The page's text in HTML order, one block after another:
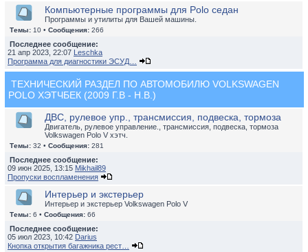
Компьютерные программы для Polo седан
Программы и утилиты для Вашей машины.
Темы: 10 • Сообщения: 266
Последнее сообщение:
21 апр 2023, 22:07 Leschka
Программа для диагностики ЭСУД…
ТЕХНИЧЕСКИЙ РАЗДЕЛ ПО АВТОМОБИЛЮ VOLKSWAGEN
POLO ХЭТЧБЕК (2009 Г.В - Н.В.)
ДВС, рулевое упр., трансмиссия, подвеска, тормоза
Двигатель, рулевое управление., трансмиссия, подвеска, тормоза
Volkswagen Polo V хэтч.
Темы: 32 • Сообщения: 281
Последнее сообщение:
09 июн 2025, 13:15 Mikhail89
Пропуски воспламенения
Интерьер и экстерьер
Интерьер и экстерьер Volkswagen Polo V
Темы: 6 • Сообщения: 66
Последнее сообщение:
05 июл 2023, 10:42 Darius
Кнопка открытия багажника рест…